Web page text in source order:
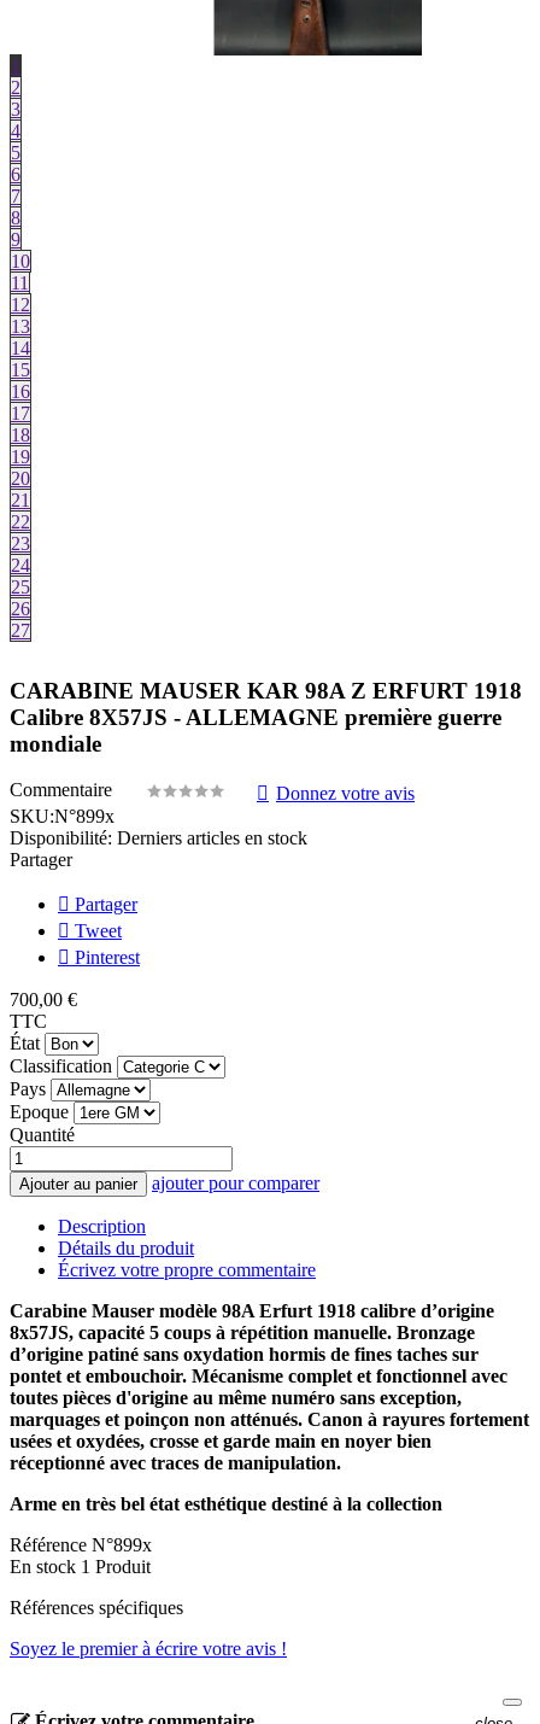
1
2
3
4
5
6
7
8
9
10
11
12
13
14
15
16
17
18
19
20
21
22
23
24
25
26
27
CARABINE MAUSER KAR 98A Z ERFURT 1918
Calibre 8X57JS - ALLEMAGNE première guerre
mondiale
Commentaire
Donnez votre avis
SKU:N°899x
Disponibilité: Derniers articles en stock
Partager
Partager
Tweet
Pinterest
700,00 €
TTC
État
Classification
Pays
Epoque
Quantité
Ajouter au panier ajouter pour comparer
Description
Détails du produit
Écrivez votre propre commentaire
Carabine Mauser modèle 98A Erfurt 1918 calibre d’origine
8x57JS, capacité 5 coups à répétition manuelle. Bronzage
d’origine patiné sans oxydation hormis de fines taches sur
pontet et embouchoir. Mécanisme complet et fonctionnel avec
toutes pièces d'origine au même numéro sans exception,
marquages et poinçon non atténués. Canon à rayures fortement
usées et oxydées, crosse et garde main en noyer bien
réceptionné avec traces de manipulation.
Arme en très bel état esthétique destiné à la collection
Référence N°899x
En stock 1 Produit
Références spécifiques
Soyez le premier à écrire votre avis !